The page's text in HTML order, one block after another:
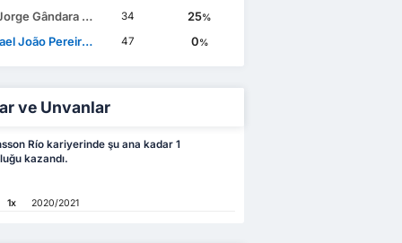
Mendes Pereira 34 25%
João Pereira Costa 47 0%
ve Unvanlar
Río kariyerinde şu ana kadar 1
kazandı.
1x 2020/2021